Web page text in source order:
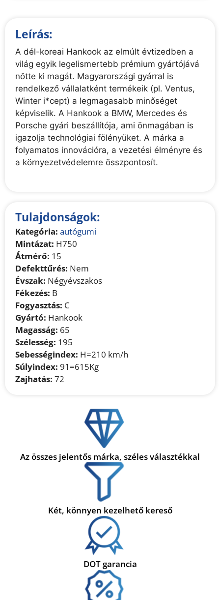
Leírás:
A dél-koreai Hankook az elmúlt évtizedben a
világ egyik legelismertebb prémium gyártójává
nőtte ki magát. Magyarországi gyárral is
rendelkező vállalatként termékeik (pl. Ventus,
Winter i*cept) a legmagasabb minőséget
képviselik. A Hankook a BMW, Mercedes és
Porsche gyári beszállítója, ami önmagában is
igazolja technológiai fölényüket. A márka a
folyamatos innovációra, a vezetési élményre és
a környezetvédelemre összpontosít.
Tulajdonságok:
Kategória: autógumi
Mintázat: H750
Átmérő: 15
Defekttűrés: Nem
Évszak: Négyévszakos
Fékezés: B
Fogyasztás: C
Gyártó: Hankook
Magasság: 65
Szélesség: 195
Sebességindex: H=210 km/h
Súlyindex: 91=615Kg
Zajhatás: 72
Az összes jelentős márka, széles választékkal
Két, könnyen kezelhető kereső
DOT garancia